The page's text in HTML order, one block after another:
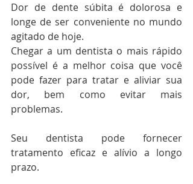
Dor de dente súbita é dolorosa e
longe de ser conveniente no mundo
agitado de hoje.
Chegar a um dentista o mais rápido
possível é a melhor coisa que você
pode fazer para tratar e aliviar sua
dor, bem como evitar mais
problemas.
Seu dentista pode fornecer
tratamento eficaz e alívio a longo
prazo.